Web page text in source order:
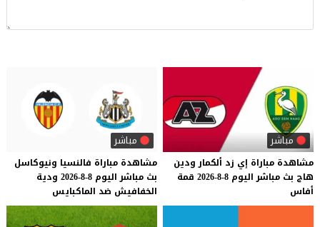
مباشر
مشاهدة مباراة إي زد ألكمار ودين
هاج بث مباشر اليوم 8-8-2026
قمة
أفاس
مباشر
مشاهدة مباراة فالنسيا ونيوكاسل
بث مباشر اليوم 8-8-2026
ودية
الخفافيش ضد الماكبايس